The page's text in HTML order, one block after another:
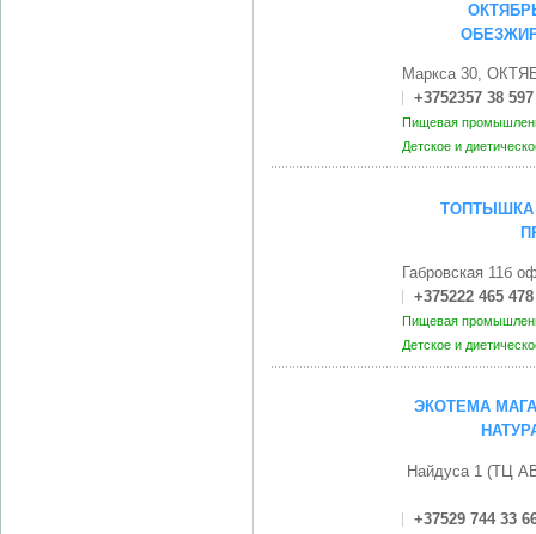
Маркса 30,
+3752357 38 597
Пищевая
Детское и
ТОПТЫШКА
Габровская 11б
+375222 465 478
Пищевая
Детское и
ЭКОТЕМА
Найдуса 1 (ТЦ
+37529 744 33